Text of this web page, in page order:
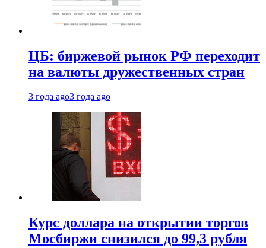
ЦБ: биржевой рынок РФ переходит
на валюты дружественных стран
3 года ago3 года ago
Курс доллара на открытии торгов
Мосбиржи снизился до 99,3 рубля